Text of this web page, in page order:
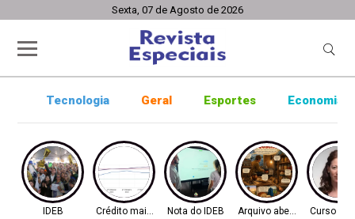
Sexta, 07 de Agosto de 2026
Tecnologia Geral Esportes Economia
IDEB Crédito mais difícilNota do IDEB Arquivo aberto Curso